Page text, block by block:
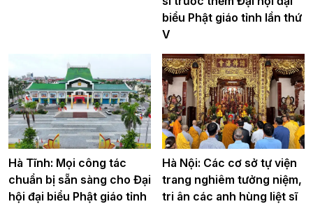
biểu Phật giáo tỉnh lần thứ
V
Hà Tĩnh: Mọi công tác
chuẩn bị sẵn sàng cho Đại
hội đại biểu Phật giáo tỉnh
Hà Nội: Các cơ sở tự viện
trang nghiêm tưởng niệm,
tri ân các anh hùng liệt sĩ